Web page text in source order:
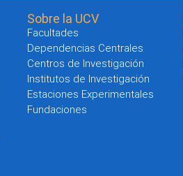
Sobre la UCV
Facultades
Dependencias Centrales
Centros de Investigación
Institutos de Investigación
Estaciones Experimentales
Fundaciones